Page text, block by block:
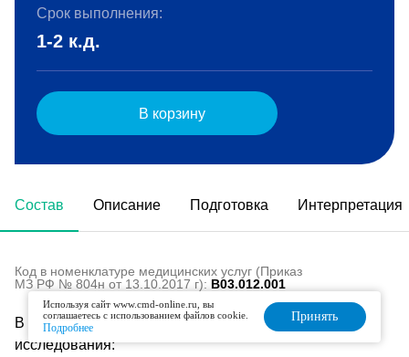
Состав Описание Подготовка Интерпретация
Код в номенклатуре медицинских услуг (Приказ
МЗ РФ № 804н от 13.10.2017 г): B03.012.001
В состав данного комплекса входят следующие
исследования:
Срок выполнения:
1-2 к.д.
В корзину
Используя сайт www.cmd-online.ru, вы
соглашаетесь с использованием файлов cookie.
Подробнее
Принять